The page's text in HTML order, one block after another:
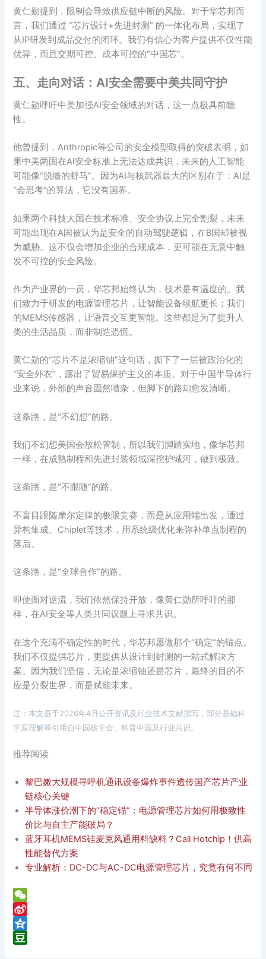
黄仁勋提到，限制会导致供应链中断的风险。对于华芯邦而
言，我们通过 “芯片设计+先进封测” 的一体化布局，实现了
从IP研发到成品交付的闭环。我们有信心为客户提供不仅性能
优异，而且交期可控、成本可控的“中国芯”。
五、走向对话：AI安全需要中美共同守护
黄仁勋呼吁中美加强AI安全领域的对话，这一点极具前瞻
性。
他曾提到，Anthropic等公司的安全模型取得的突破表明，如
果中美两国在AI安全标准上无法达成共识，未来的人工智能
可能像“脱缰的野马”。因为AI与核武器最大的区别在于：AI是
“会思考”的算法，它没有国界。
如果两个科技大国在技术标准、安全协议上完全割裂，未来
可能出现在A国被认为是安全的自动驾驶逻辑，在B国却被视
为威胁。这不仅会增加企业的合规成本，更可能在无意中触
发不可控的安全风险。
作为产业界的一员，华芯邦始终认为，技术是有温度的。我
们致力于研发的电源管理芯片，让智能设备续航更长；我们
的MEMS传感器，让语音交互更智能。这些都是为了提升人
类的生活品质，而非制造恐慌。
黄仁勋的“芯片不是浓缩铀”这句话，撕下了一层被政治化的
“安全外衣”，露出了贸易保护主义的本质。对于中国半导体行
业来说，外部的声音固然嘈杂，但脚下的路却愈发清晰。
这条路，是“不幻想”的路。
我们不幻想美国会放松管制，所以我们脚踏实地，像华芯邦
一样，在成熟制程和先进封装领域深挖护城河，做到极致。
这条路，是“不跟随”的路。
不盲目跟随摩尔定律的极限竞赛，而是从应用端出发，通过
异构集成、Chiplet等技术，用系统级优化来弥补单点制程的
落后。
这条路，是“全球合作”的路。
即使面对逆流，我们依然保持开放，像黄仁勋所呼吁的那
样，在AI安全等人类共同议题上寻求共识。
在这个充满不确定性的时代，华芯邦愿做那个“确定”的锚点。
我们不仅提供芯片，更提供从设计到封测的一站式解决方
案。因为我们坚信，无论是浓缩铀还是芯片，最终的目的不
应是分裂世界，而是赋能未来。
注：本文基于2026年4月公开资讯及行业技术文献撰写，部分基础科
学原理解释引用自中国核学会、科普中国及行业共识。
推荐阅读
黎巴嫩大规模寻呼机通讯设备爆炸事件透传国产芯片产业
链核心关键
半导体涨价潮下的“稳定锚”：电源管理芯片如何用极致性
价比与自主产能破局？
蓝牙耳机MEMS硅麦克风通用料缺料？Call Hotchip！供高
性能替代方案
专业解析：DC-DC与AC-DC电源管理芯片，究竟有何不同
W
e
C
S
Q